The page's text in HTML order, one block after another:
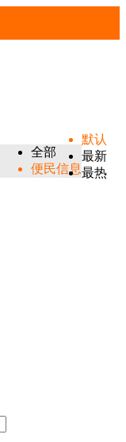
全部
便民信息
默认
最新
最热